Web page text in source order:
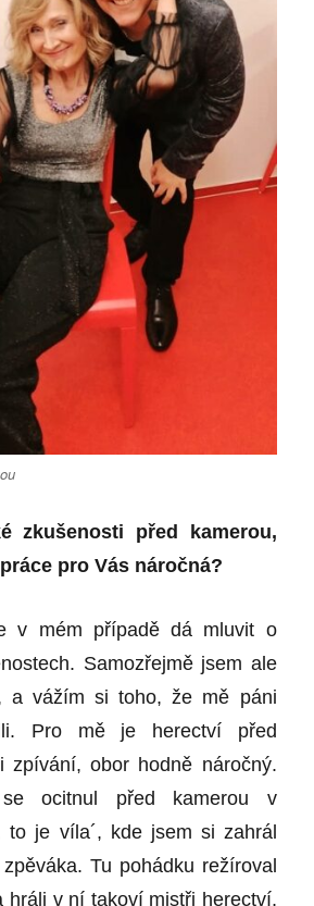
zkušenosti před kamerou,
pro Vás náročná?
v mém případě dá mluvit o
Samozřejmě jsem ale
a vážím si toho, že mě páni
Pro mě je herectví před
zpívání, obor hodně náročný.
ocitnul před kamerou v
to je víla´, kde jsem si zahrál
Tu pohádku režíroval
hráli v ní takoví mistři herectví,